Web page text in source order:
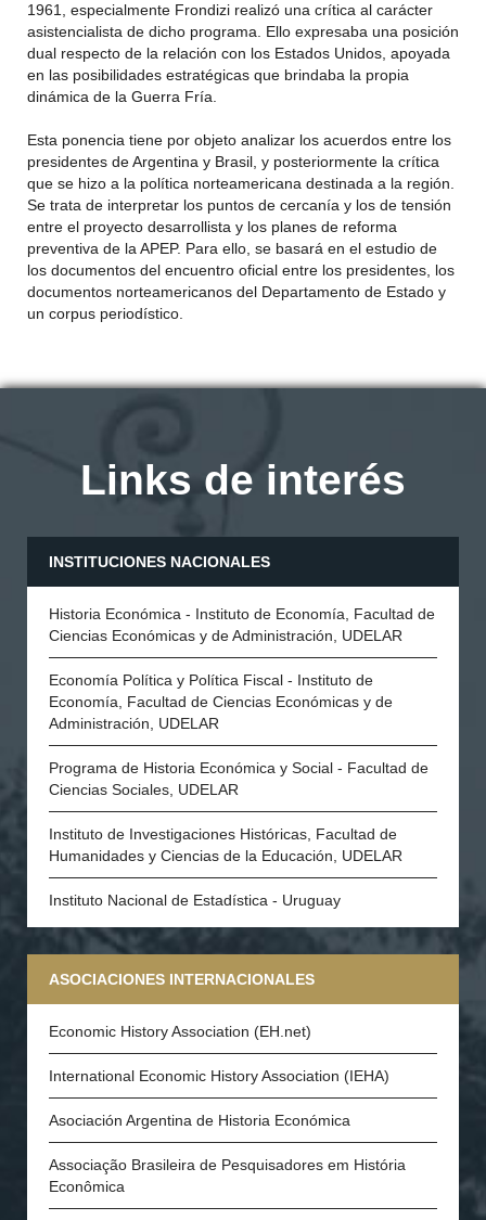
1961, especialmente Frondizi realizó una crítica al carácter
asistencialista de dicho programa. Ello expresaba una posición
dual respecto de la relación con los Estados Unidos, apoyada
en las posibilidades estratégicas que brindaba la propia
dinámica de la Guerra Fría.
Esta ponencia tiene por objeto analizar los acuerdos entre los
presidentes de Argentina y Brasil, y posteriormente la crítica
que se hizo a la política norteamericana destinada a la región.
Se trata de interpretar los puntos de cercanía y los de tensión
entre el proyecto desarrollista y los planes de reforma
preventiva de la APEP. Para ello, se basará en el estudio de
los documentos del encuentro oficial entre los presidentes, los
documentos norteamericanos del Departamento de Estado y
un corpus periodístico.
Links de interés
INSTITUCIONES NACIONALES
Historia Económica - Instituto de Economía, Facultad de
Ciencias Económicas y de Administración, UDELAR
Economía Política y Política Fiscal - Instituto de
Economía, Facultad de Ciencias Económicas y de
Administración, UDELAR
Programa de Historia Económica y Social - Facultad de
Ciencias Sociales, UDELAR
Instituto de Investigaciones Históricas, Facultad de
Humanidades y Ciencias de la Educación, UDELAR
Instituto Nacional de Estadística - Uruguay
ASOCIACIONES INTERNACIONALES
Economic History Association (EH.net)
International Economic History Association (IEHA)
Asociación Argentina de Historia Económica
Associação Brasileira de Pesquisadores em História
Econômica